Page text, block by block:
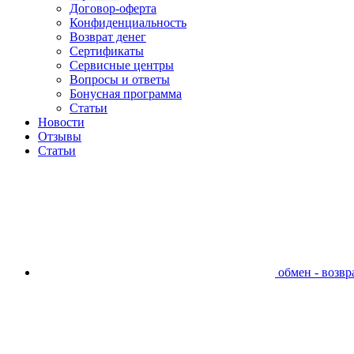
Договор-оферта
Конфиденциальность
Возврат денег
Сертификаты
Сервисные центры
Вопросы и ответы
Бонусная программа
Статьи
Новости
Отзывы
Статьи
обмен -